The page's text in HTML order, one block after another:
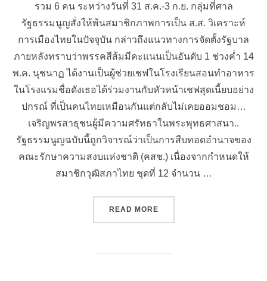
รวม 6 คน ระหว่างวันที่ 31 ส.ค.-3 ก.ย. กลุ่มที่ศาล
รัฐธรรมนูญสั่งให้พ้นสมาชิกภาพการเป็น ส.ส. วิเคราะห์
การเมืองไทยในปัจจุบัน กล่าวถึงแนวทางการจัดตั้งรัฐบาล
ภายหลังทราบว่าพรรคสีส้มมีคะแนนเป็นอันดับ 1 ช่วงค่ำ 14
พ.ค. นุชนาฏ ได้งานเป็นผู้ช่วยเชฟในโรงเรียนสอนทําอาหาร
ในโรงแรมชื่อดังเธอได้ร่วมงานกับหัวหน้าเชฟสุดเนี้ยบอย่าง
ปกรณ์ ที่เป็นคนไทยเหมือนกันแต่กลับไม่เคยออมชอม…
เจริญพรสาธุชนผู้มีความศรัทธาในพระพุทธศาสนา..
รัฐธรรมนูญฉบับนี้ถูกวิจารณ์ว่าเป็นการสืบทอดอำนาจของ
คณะรักษาความสงบแห่งชาติ (คสช.) เนื่องจากกำหนดให้
สมาชิกวุฒิสภาไทย ชุดที่ 12 จำนวน …
READ MORE“สรุปความเคลื่อนไหวสำคัญขอ